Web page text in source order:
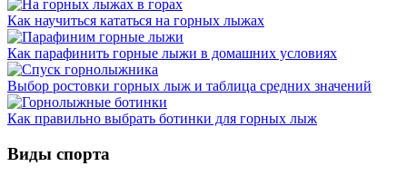
Как научиться кататься на горных лыжах
Как парафинить горные лыжи в домашних условиях
Выбор ростовки горных лыж и таблица средних значений
Как правильно выбрать ботинки для горных лыж
Виды спорта